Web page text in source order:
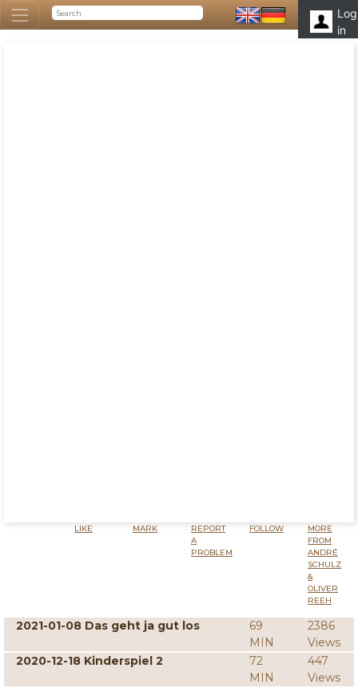
Log
in
LIKE MARK
REPORT
A
PROBLEM
FOLLOW
MORE
FROM
ANDRÉ
SCHULZ
&
OLIVER
REEH
2021-01-08 Das geht ja gut los
69
MIN
2386
Views
2020-12-18 Kinderspiel 2
72
MIN
447
Views